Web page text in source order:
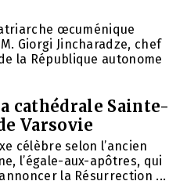
œcuménique
Giorgi Jincharadze, chef
la République autonome
cathédrale Sainte-
Varsovie
célèbre selon l’ancien
l’égale-aux-apôtres, qui
la Résurrection ...